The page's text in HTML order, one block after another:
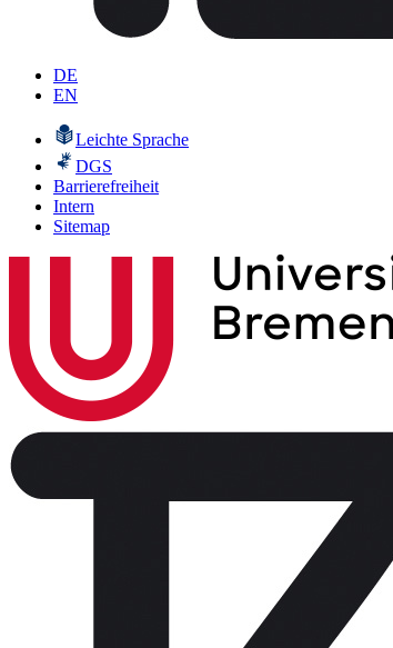
DE
EN
Leichte Sprache
DGS
Barrierefreiheit
Intern
Sitemap